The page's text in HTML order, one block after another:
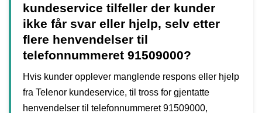
kundeservice tilfeller der kunder
ikke får svar eller hjelp, selv etter
flere henvendelser til
telefonnummeret 91509000?
Hvis kunder opplever manglende respons eller hjelp
fra Telenor kundeservice, til tross for gjentatte
henvendelser til telefonnummeret 91509000,